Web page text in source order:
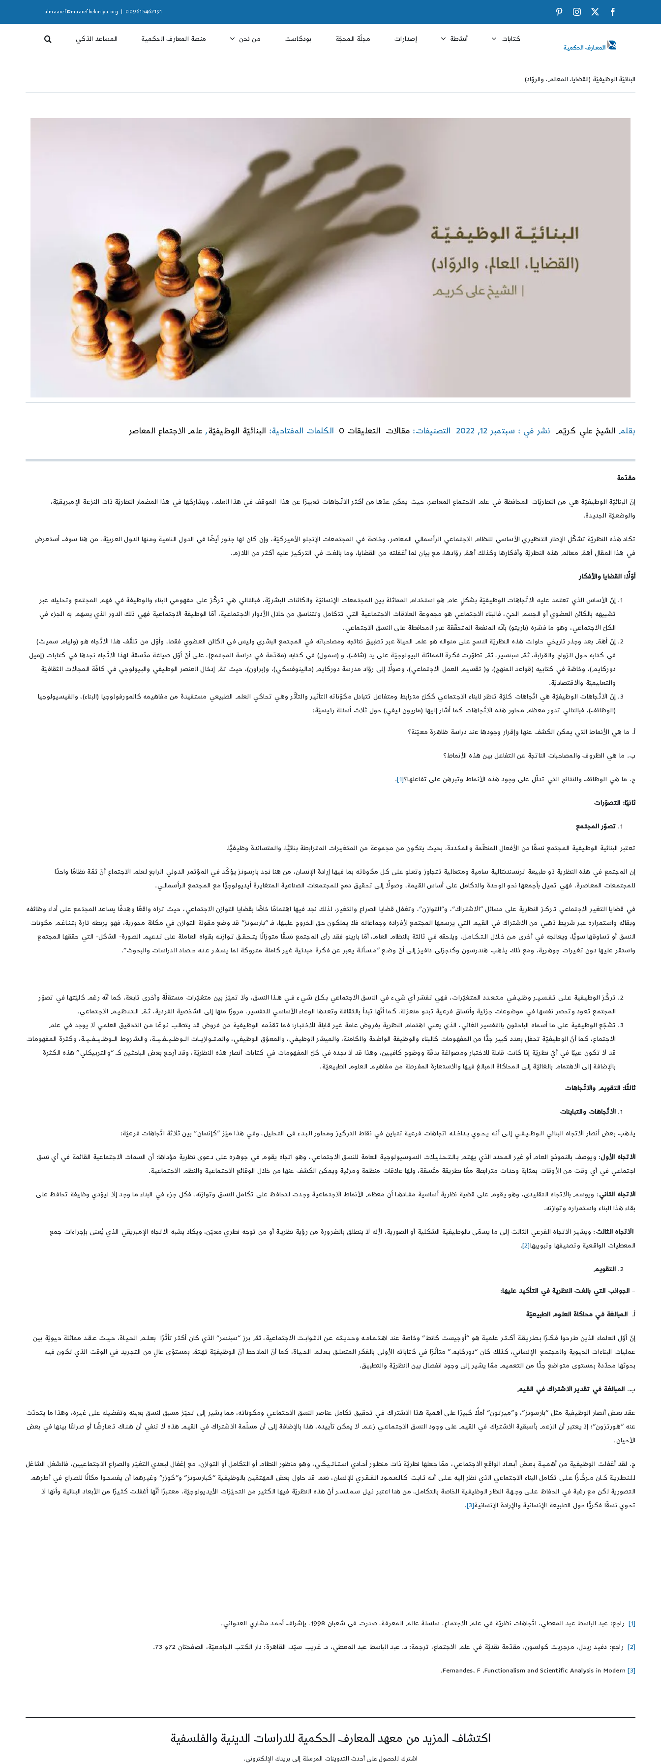
Facebook
X
Instagram
009615462191
almaaref@maarefhekmiya.org
كتابات أنشطة إصدارات مجلّة المحجّة بودكاست من نحن منصة المعارف الحكمية المساعد الذكي
البنائيّة الوظيفيّة (القضايا، المعالم، والروّاد)
بقلم الشيخ علي كريّم نشر في : سبتمبر 12, 2022 التصنيفات: مقالات التعليقات 0
on
(القضايا،
الكلمات المفتاحية: البنائيّة الوظيفيّة, علم الاجتماع المعاصر
مقدّمة
إنّ البنائيّة الوظيفيّة هي من النظريّات المحافظة في علم الاجتماع المعاصر، حيث يمكن عدّها من أكثر الاتّجاهات تعبيرًا عن هذا الموقف في هذا العلم، ويشاركها في هذا المضمار النظريّة ذات النزعة الإمبريقيّة،
والوضعيّة الجديدة.
تكاد هذه النظريّة تشكّل الإطار التنظيري الأساسي للنظام الاجتماعي الرأسمالي المعاصر، وخاصة في المجتمعات الإنجلو الأميركيّة، وإن كان لها جذور أيضًا في الدول النامية ومنها الدول العربيّة، من هنا سوف أستعرض
في هذا المقال أهمّ معالم هذه النظريّة وأفكارها وكذلك أهمّ روّادها، مع بيان لما أغفلته من القضايا، وما بالغت في التركيز عليه أكثر من اللازم.
أوّلًا: القضايا والأفكار
إنّ الأساس الذي تعتمد عليه الاتّجاهات الوظيفيّة بشكلٍ عام هو استخدام المماثلة بين المجتمعات الإنسانيّة والكائنات البشريّة، فبالتالي هي تركّز على مفهومي البناء والوظيفة في فهم المجتمع وتحليله عبر
تشبيهه بالكائن العضوي أو الجسم الحيّ، فالبناء الاجتماعي هو مجموعة العلاقات الاجتماعية التي تتكامل وتتناسق من خلال الأدوار الاجتماعية، أمّا الوظيفة الاجتماعية فهي ذلك الدور الذي يسهم به الجزء في
الكلّ الاجتماعي، وهو ما فسّره (باريتو) بأنّه المنفعة المتحقّقة عبر المحافظة على النسق الاجتماعي.
إنّ أهمّ بعد وجذر تاريخي حاولت هذه النظريّة النسج على منواله هو علم الحياة عبر تطبيق نتائجه ومصاحباته في المجتمع البشري وليس في الكائن العضوي فقط، وأوّل من تلقّف هذا الاتّجاه هو (وليام سميث)
في كتابه حول الزواج والقرابة، ثمّ سبنسير، ثمّ تطوّرت فكرة المماثلة البيولوجيّة على يد (شاف)، و (سمول) في كتابه (مقدّمة في دراسة المجتمع)، على أنّ أوّل صياغة متّسقة لهذا الاتّجاه نجدها في كتابات (إميل
دوركايم)، وخاصّة في كتابيه (قواعد المنهج)، و( تقسيم العمل الاجتماعي)، وصولًا إلى روّاد مدرسة دوركايم (مالينوفسكي)، و(براون)، حيث تمّ إدخال العنصر الوظيفي والبيولوجي في كافّة المجالات الثقافيّة
والتعليميّة والاقتصاديّة.
إنّ الاتّجاهات الوظيفيّة هي اتّجاهات كليّة تنظر للبناء الاجتماعي ككلّ مترابط ومتفاعل تتبادل مكوّناته التأثير والتأثّر وهي تحاكي العلم الطبيعي مستفيدة من مفاهيمه كالمورفولوجيا (البناء)، والفيسيولوجيا
(الوظائف)، فبالتالي تدور معظم محاور هذه الاتّجاهات كما أشار إليها (ماريون ليفي) حول ثلاث أسئلة رئيسيّة:
أ. ما هي الأنماط التي يمكن الكشف عنها وإقرار وجودها عند دراسة ظاهرة معيّنة؟
ب. ما هي الظروف والمصاحبات الناتجة عن التفاعل بين هذه الأنماط؟
ج. ما هي الوظائف والنتائج التي تدلّل على وجود هذه الأنماط وتبرهن على تفاعلها؟[1]
.
ثانيًا: التصوّرات
تصوّر المجتمع
تعتبر البنائية الوظيفية المجتمع نسقًا من الأفعال المنظّمة والمحّددة، بحيث يتكون من مجموعة من المتغيرات المترابطة بنائيًّا، والمتساندة وظيفيًّا.
إن المجتمع في هذه النظرية ذو طبيعة ترنسندنتالية سامية ومتعالية تتجاوز وتعلو على كل مكوناته بما فيها إرادة الإنسان، من هنا نجد بارسونز يؤكّد في المؤتمر الدولي الرابع لعلم الاجتماع أنّ ثمّة نظامًا واحدًا
للمجتمعات المعاصرة، فهي تميل بأجمعها نحو الوحدة والتكامل على أساس القيمة، وصولًا إلى تحقيق دمج للمجتمعات الصناعية المتغايرة أيديولوجيًّا مع المجتمع الرأسمالـي.
في قضايا التغير الاجتماعي تـركـز النظرية على مسائل “الاشتراك”، و”التوازن”، وتغفل قضايا الصراع والتغير، لذلك نجد فيها اهتمامًا خاصًّا بقضايا التوازن الاجتماعي، حيث تراه واقعًا وهدفًا يساعد المجتمع على أداء وظائفه
وبقائه واستمراره عبر شريط ذهبي من الاشتراك في القيم التي يرسمها المجتمع لأفراده وجماعاته فلا يملكون حق الخروج عليها، فـ “بارسونز” قد وضع مقولة التوازن في مكانة محورية، فهو يربطه تارة بتـنـاغـم مكونات
النسق أو تساوقها سويًّا، ويعالجه في أخرى مـن خـلال الـتـكـامـل، ويلحقه في ثالثة بالنظام العام، أمّا بارينو فقد رأى المجتمع نسقًا متوزانًا يتـحـقـق تـوازنـه بقواه العاملة على تدعيم الصورة- الشكل- التي حققها المجتمع
واستقر عليها دون تغيرات جوهرية، ومع ذلك يذهب هندرسون وكنجزلي دافيز إلى أنّ وضـع “مـسـألـة يعبر عن فكرة مبدئية غير كاملة متروكة لما يسـفـر عـنـه حـصـاد الدراسات والبحوث”.
تركّز الوظيفية عـلـى تـفـسـيـر وظـيـفـي مـتـعـدد المتغيّرات، فهي تفسّر أي شيء في النسق الاجتماعي بـكـلّ شـيء فـي هـذا النسق، ولا تميّز بين متغيّرات مستقلّة وأخرى تابعة، كما أنّه رغم كليّتها في تصوّر
المجتمع تعود وتحصر نفسها في موضوعات جزئية وأنساق فرعية تبدو منعزلة، كما أنّها تبدأ بالثقافة وتعدها الوعاء الأساسي للتفسير، مرورًا منها إلى الشخصية الفردية، ثـمّ الـتـنـظـيـم الاجتماعي.
تشجّع الوظيفية على ما أسماه الباحثون بالتفسير الغائي، الذي يعني اهتمام النظرية بفروض عامة غير قابلة للاختبـار؛ فما تقدّمه الوظيفية من فروض قد يتطلب نـوعًـا مـن التحقيق العلمي لا يوجد في علم
الاجتماع، كما أنّ الوظيفيّة تحفل بعدد كبير جدًّا من المفهومات كالبناء والوظيفة الواضحة والكامنة، والميسّر الوظيفي، والمعوّق الوظيفي، والمـتــوازيــات الــوظــيــفــيــة، والـشـروط الــوظــيــفــيــة، وكثرة المفهومات
قد لا تكون عيبًا في أيّ نظريّة إذا كانت قابلة للاختبار ومصواغة بدقّة ووضوح كافيين، وهذا قد لا نجده في كلّ المفهومات في كتابات أنصار هذه النظريّة، وقد أرجع بعض الباحثين كـ “والتربيكلي” هذه الكثرة
بالإضافة إلى الاهتمام بالغائيّة إلى المحاكاة المبالغ فيها والاستعارة المفرطة من مفاهيم العلوم الطبيعيّة.
ثالثًا: التقويم والاتّجاهات
الاتّجاهات والتباينات
يذهب بعض أنصار الاتجاه البنائي الـوظـيـفـي إلـى أنـه يـحـوي بـداخـلـه اتجاهات فرعية تتباين في نقاط التركيز ومحاور الـبـدء في التحليل، وفي هذا ميّز “كإنسان” بين ثلاثة اتّجاهات فرعيّة:
الاتجاه الأول: ويوصف بالنموذج العام أو غير المحدد الذي يهتم بـالـتـحـلـيـلات السوسيولوجية العامة للنسق الاجتماعي، وهو اتجاه يقوم في جوهره على دعوى نظرية مؤداها: أن السمات الاجتماعية القائمة في أي نسق
اجتماعي في أي وقت من الأوقات بمثابة وحدات مترابطة معًا بطريقة متّسقة، ولها علاقات منظمة ومرئية ويمكن الكشف عنها من خلال الوقائع الاجتماعية والنظم الاجتماعية.
الاتجاه الثاني: ويوسم بالاتجاه التقليدي، وهو يقوم على قضية نظرية أساسية مفـادهـا أن معظم الأنماط الاجتماعية وجدت لتحافظ على تكامل النسق وتوازنه، فكل جزء في البناء ما وجد إلا ليؤدي وظيفة تحافظ على
بقاء هذا البناء واستمراره وتوازنه.
الاتجاه الثالث: ويشير الاتجاه الفرعي الثالث إلى ما يسمّى بالوظيفية الشكلية أو الصورية، لأنه لا ينطلق بالضرورة من رؤية نظريـة أو من توجه نظري معيّن، ويكاد يشبه الاتجاه الإمبريقي الذي يُعنى بإجراءات جمع
المعطيات الواقعية وتصنيفها وتبويبها[2]
.
التقويم
– الجوانب التي بالغت النظرية في التأكيد عليها:
أ. المبالغة في محاكاة العلوم الطبيعيّة
إنّ أوّل العلماء الذين طرحوا فـكـرًا بـطـريـقـة أكـثـر علمية هو “أوجيست كانط” وخاصة عند اهـتـمـامـه وحـديـثـه عـن الـثـوابـت الاجتماعية، ثمّ برز “سبنسر” الذي كان أكثر تأثّرًا بعـلـم الحـيـاة، حـيـث عـقـد مماثلة حيويّة بين
عمليات البناءات الحيوية والمجتمع الإنساني، كذلك كان “دوركايم” متأثّرًا في كتاباته الأولى بالفكر المتعلـق بـعـلـم الحـيـاة، كما أنّ الملاحظ أنّ الوظيفيّة تهتمّ بمستوًى عالٍ من التجريد في الوقت الذي تكون فيه
بحوثها محدّدة بمستوى متواضع جدًّا من التعميم ممّا يشير إلى وجود انفصال بين النظريّة والتطبيق.
ب. المبالغة في تقدير الاشتراك في القيم
عقد بعض أنصار الوظيفية مثل “بارسونز”، و”ميرتون” أملًا كبيرًا على أهمية هذا الاشتراك في تحقيق تكامل عناصر النسق الاجتماعي ومكوناته، مما يشير إلى تحيّز مسبق لنسق بعينه وتفضيله على غيره، وهذا ما يتحدّث
عنه “هورتزون”؛ إذ يعتبر أن الزعم بأسبقية الاشتراك في القيم على وجود النسق الاجتمـاعـي زعـم لا يمكن تأييده، هذا بالإضافة إلى أن مسلّمة الاشتراك في القيم هذه لا تنفي أن هـنـاك تـعـارضًـا أو صراعًا بينها في بعض
الأحيان.
ج. لقد أغفلت الوظيفية من أهمـيـة بـعـض أبـعـاد الواقع الاجتماعي، ممّا جعلها نظريّة ذات منظـور أحـادي اسـتـاتـيـكـي، وهو منظور النظام أو التكامل أو التوازن، مع إغفال لبعدي التغيّر والصراع الاجتماعيين، فالشغل الشاغل
لـلـنـظـريـة كـان مـركّـزًا عـلـى تكامل البناء الاجتماعي الذي نظر إليه عـلـى أنـه ثـابـت كـالـعـمـود الـفـقـري للإنسان، نعم قد حاول بعض المهتمّين بالوظيفية “كبارسونز” و”كوزر” وغيرهما أن يفسحـوا مكانًا للصراع في أطرهم
التصورية لكن مع رغبة في الحفاظ عـلـى وجـهـة النظر الوظيفية الخاصة بالتكامل، من هنا اعتبر نـيـل سـمـلـسـر أنّ هذه النظريّة فيها الكثير من التحيّزات الأيديولوجيّة، معتبرًا أنّها أغفلت كثيرًا من الأبعاد البنائية وأنها لا
تحوي نسقًا فكريًّا حول الطبيعة الإنسانية والإرادة الإنسانية[3]
.
[1] راجع: عبد الباسط عبد المعطي، اتّجاهات نظريّة في علم الاجتماع، سلسلة عالم المعرفة، صدرت في شعبان 1998، بإشراف أحمد مشاري العدواني.
[2] راجع: دفيد ريدل، مرجريت كولسون، مقدّمة نقديّة في علم الاجتماع، ترجمة: د. عبد الباسط عبد المعطي، د. غريب سيّد، القاهرة: دار الكتب الجامعيّة، الصفحتان 72و 73.
[3] Fernandes، F .Functionalism and Scientific Analysis in Modern.
اكتشاف المزيد من معهد المعارف الحكمية للدراسات الدينية والفلسفية
اشترك للحصول على أحدث التدوينات المرسلة إلى بريدك الإلكتروني.